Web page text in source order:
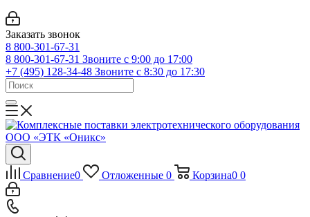
Заказать звонок
8 800-301-67-31
8 800-301-67-31 Звоните с 9:00 до 17:00
+7 (495) 128-34-48 Звоните с 8:30 до 17:30
Сравнение0 Отложенные 0 Корзина0 0